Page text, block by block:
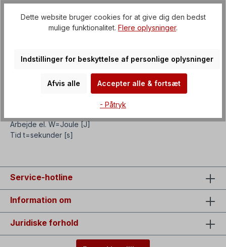
P=U x I
Anvendte måleenheder:
Effekt P=kilowatt [kW]
Arbejde el. W=Joule [J]
Tid t=sekunder [s]
Service-hotline
Information om
Juridiske forhold
Dette website bruger cookies for at give dig den bedst
mulige funktionalitet. Flere oplysninger.
Indstillinger for beskyttelse af personlige oplysninger
Afvis alle Accepter alle & fortsæt
- Påtryk